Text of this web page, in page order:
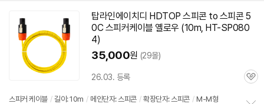
탑라인에이치디 HDTOP 스피콘 to 스피콘 5
0C 스피커케이블 옐로우 (10m, HT-SP080
4)
35,000원 (29몰)
26.03. 등록
관
스피커 케이블 / 길이: 10m / 메인단자: 스피콘 / 확장단자: 스피콘 / M-M형